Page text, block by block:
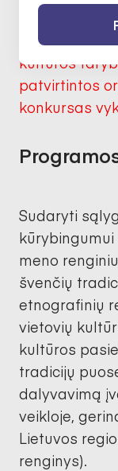
Į šią
m.
kultūros
patvirtintos
konkursas
Sudaryti
meno
švenčių
etnografinių
vietovių
kultūros
tradicijų
dalyvavimą
veikloje,
Lietuvos
renginys).